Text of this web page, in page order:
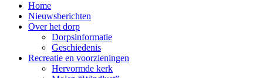
Home
Nieuwsberichten
Over het dorp
Dorpsinformatie
Geschiedenis
Recreatie en voorzieningen
Hervormde kerk